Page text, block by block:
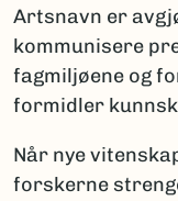
Artsnavn er
kommunisere
fagmiljøene og
formidler
Når nye
forskerne